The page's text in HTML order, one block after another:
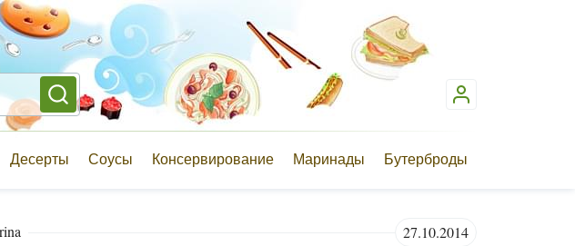
Десерты Соусы Консервирование Маринады Бутерброды
27.10.2014